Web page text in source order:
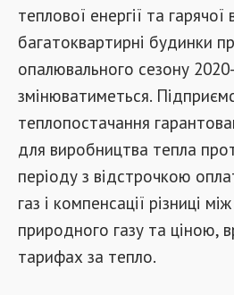
теплової енергії та гарячої
багатоквартирні будинки
опалювального сезону
змінюватиметься.
теплопостачання
для виробництва тепла
періоду з відстрочкою
газ і компенсації різниці
природного газу та ціною,
тарифах за тепло.